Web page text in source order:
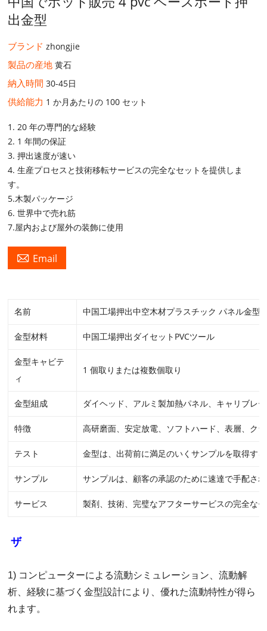
出金型
ブランドzhongjie
製品の産地黄石
納入時間30-45日
供給能力 1 か月あたりの 100 セット
1. 20 年の専門的な経験
2. 1 年間の保証
3. 押出速度が速い
4. 生産プロセスと技術移転サービスの完全なセットを提供しま
す。
5.木製パッケージ
6. 世界中で売れ筋
7.屋内および屋外の装飾に使用
 Email
名前 中国工場押出中空木材プラスチック パネル金型
金型材料 中国工場押出ダイセットPVCツール
金型キャビテ
ィ
1 個取りまたは複数個取り
金型組成 ダイヘッド、アルミ製加熱パネル、キャリブレ
特徴 高研磨面、安定放電、ソフトハード、表層、ク
テスト 金型は、出荷前に満足のいくサンプルを取得す
サンプル サンプルは、顧客の承認のために速達で手配さ
サービス 製剤、技術、完璧なアフターサービスの完全な
ザ
1) コンピューターによる流動シミュレーション、流動解
析、経験に基づく金型設計により、優れた流動特性が得ら
れます。